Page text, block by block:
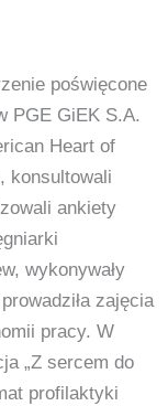
poświęcone
PGE GiEK S.A.
Heart of
konsultowali
ankiety
wykonywały
zajęcia
pracy. W
„Z sercem do
profilaktyki